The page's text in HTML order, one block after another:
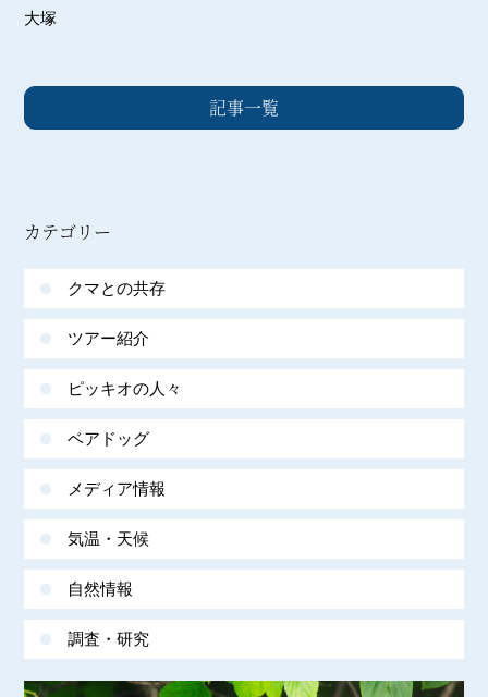
大塚
記事一覧
カテゴリー
クマとの共存
ツアー紹介
ピッキオの人々
ベアドッグ
メディア情報
気温・天候
自然情報
調査・研究